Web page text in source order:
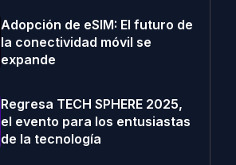
Adopción de eSIM: El futuro de
la conectividad móvil se
expande
Regresa TECH SPHERE 2025,
el evento para los entusiastas
de la tecnología